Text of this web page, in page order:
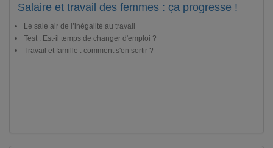
Salaire et travail des femmes : ça progresse !
Le sale air de l’inégalité au travail
Test : Est-il temps de changer d'emploi ?
Travail et famille : comment s'en sortir ?